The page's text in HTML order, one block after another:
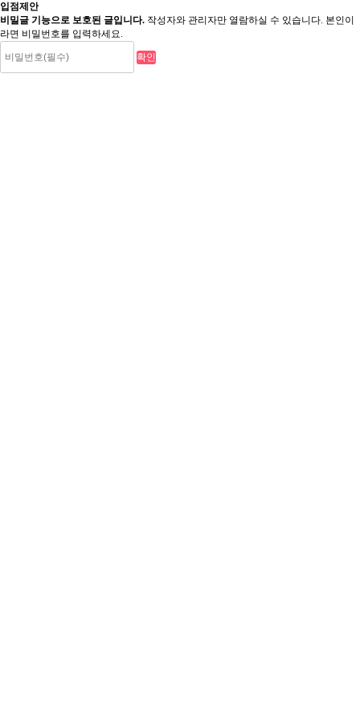
입점제안
비밀글 기능으로 보호된 글입니다. 작성자와 관리자만 열람하실 수 있습니다. 본인이
라면 비밀번호를 입력하세요.